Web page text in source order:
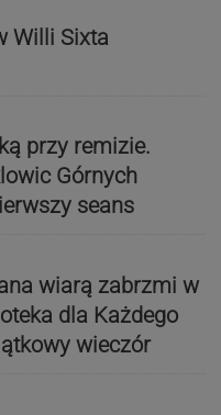
Willi Sixta
przy remizie.
Górnych
seans
wiarą zabrzmi w
dla Każdego
wieczór